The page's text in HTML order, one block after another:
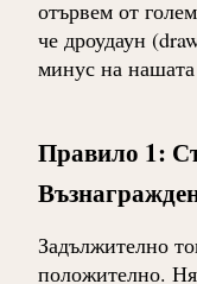
отървем от
че дроудаун
минус на
Правило 1:
Задължително
положително.